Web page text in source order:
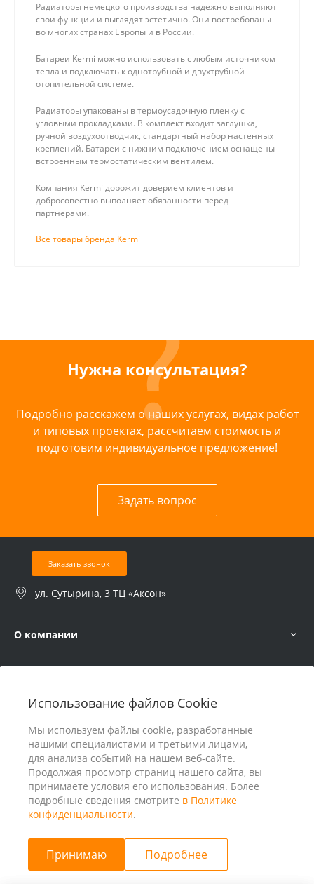
Использование файлов Cookie
Мы используем файлы cookie, разработанные
нашими специалистами и третьими лицами,
для анализа событий на нашем веб-сайте.
Продолжая просмотр страниц нашего сайта, вы
принимаете условия его использования. Более
подробные сведения смотрите в Политике
конфиденциальности.
Принимаю Подробнее
Радиаторы немецкого производства надежно выполняют
свои функции и выглядят эстетично. Они востребованы
во многих странах Европы и в России.
Батареи Kermi можно использовать с любым источником
тепла и подключать к однотрубной и двухтрубной
отопительной системе.
Радиаторы упакованы в термоусадочную пленку с
угловыми прокладками. В комплект входит заглушка,
ручной воздухоотводчик, стандартный набор настенных
креплений. Батареи с нижним подключением оснащены
встроенным термостатическим вентилем.
Компания Kermi дорожит доверием клиентов и
добросовестно выполняет обязанности перед
партнерами.
Все товары бренда Kermi
Нужна консультация?
Подробно расскажем о наших услугах, видах работ
и типовых проектах, рассчитаем стоимость и
подготовим индивидуальное предложение!
Задать вопрос
Заказать звонок
ул. Сутырина, 3 ТЦ «Аксон»
О компании